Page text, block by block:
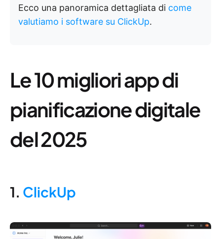
Ecco una panoramica dettagliata di come
valutiamo i software su ClickUp.
Le 10 migliori app di
pianificazione digitale
del 2025
1. ClickUp